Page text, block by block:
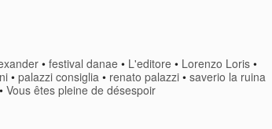
•festival danae • L'editore • Lorenzo Loris •
• palazzi consiglia • renato palazzi • saverio la ruina
• Vous êtes pleine de désespoir